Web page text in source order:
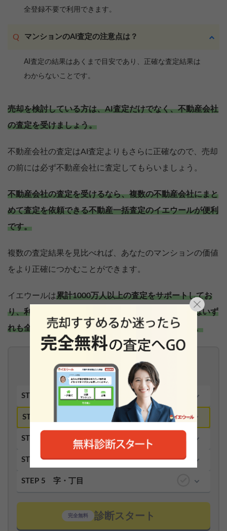
全登録不要で利用できます。
マンションのAI査定の注意点は？
AI査定の結果はあくまで目安であり、正確な査定結果は
わからないことです。
売却を検討している方は、AI査定だけでなく、不動産会社
の査定を受けましょう。
不動産会社の査定はAI査定よりもさらに正確なので、売却
の前には必ず不動産会社に査定してもらいましょう。
不動産会社の査定を受けるなら、複数の不動産会社にまと
めて査定を依頼できる不動産一括査定のイエウールが便利
です。
複数の査定結果を見比べれば、あなたのマンションの価値
をより正確につかむことができます。
イエウールは累計1000万人以上の査定をサポートしてお
り、利用者数・エリアカバー率・提携不動産会社数はいず
れも全国No.1の実績。安心してご利用いただけます。
あなたの不動産、
査定価格はいくら？
STEP 1 分譲マンション
STEP 2
STEP 3 市区町村
STEP 4 町名
STEP 5 字・丁目
完全無料 診断スタート